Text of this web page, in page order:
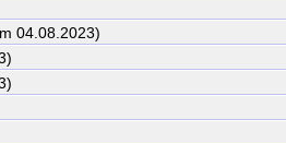
04.08.2023)